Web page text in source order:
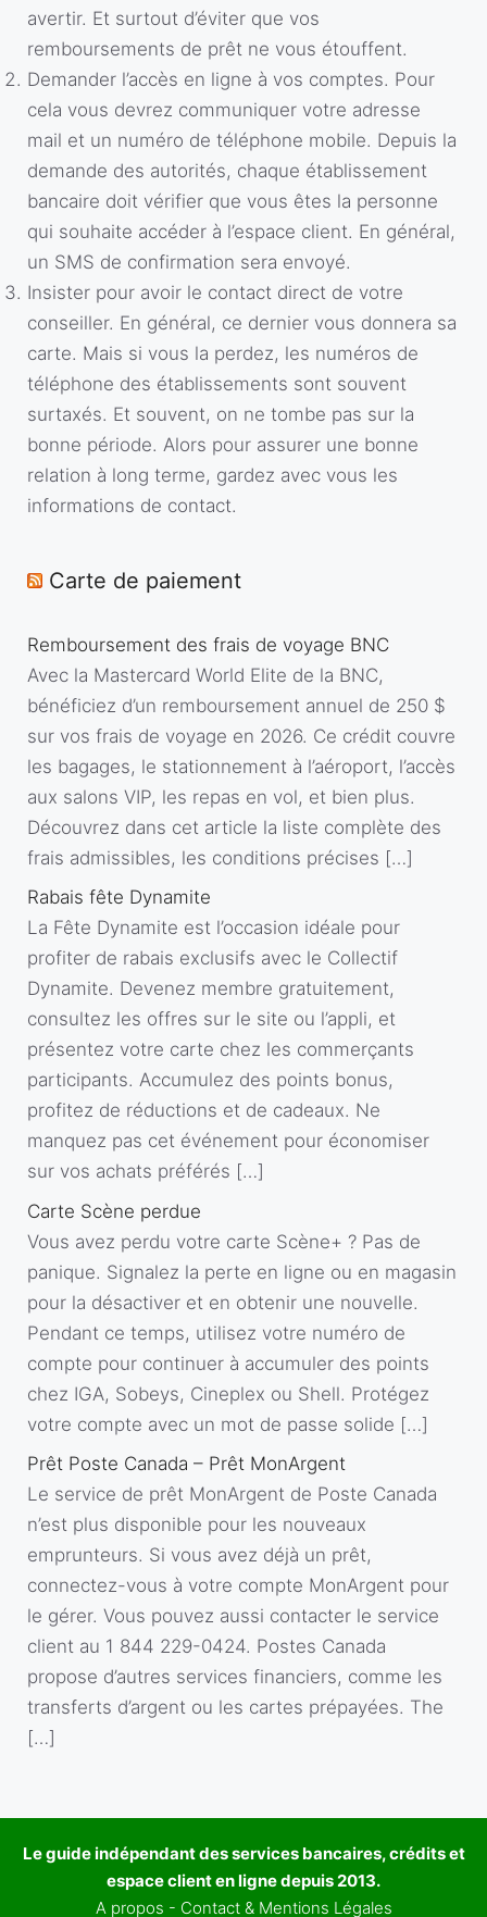
avertir. Et surtout d’éviter que vos
remboursements de prêt ne vous étouffent.
Demander l’accès en ligne à vos comptes. Pour
cela vous devrez communiquer votre adresse
mail et un numéro de téléphone mobile. Depuis la
demande des autorités, chaque établissement
bancaire doit vérifier que vous êtes la personne
qui souhaite accéder à l’espace client. En général,
un SMS de confirmation sera envoyé.
Insister pour avoir le contact direct de votre
conseiller. En général, ce dernier vous donnera sa
carte. Mais si vous la perdez, les numéros de
téléphone des établissements sont souvent
surtaxés. Et souvent, on ne tombe pas sur la
bonne période. Alors pour assurer une bonne
relation à long terme, gardez avec vous les
informations de contact.
Carte de paiement
Remboursement des frais de voyage BNC
Avec la Mastercard World Elite de la BNC,
bénéficiez d’un remboursement annuel de 250 $
sur vos frais de voyage en 2026. Ce crédit couvre
les bagages, le stationnement à l’aéroport, l’accès
aux salons VIP, les repas en vol, et bien plus.
Découvrez dans cet article la liste complète des
frais admissibles, les conditions précises […]
Rabais fête Dynamite
La Fête Dynamite est l’occasion idéale pour
profiter de rabais exclusifs avec le Collectif
Dynamite. Devenez membre gratuitement,
consultez les offres sur le site ou l’appli, et
présentez votre carte chez les commerçants
participants. Accumulez des points bonus,
profitez de réductions et de cadeaux. Ne
manquez pas cet événement pour économiser
sur vos achats préférés […]
Carte Scène perdue
Vous avez perdu votre carte Scène+ ? Pas de
panique. Signalez la perte en ligne ou en magasin
pour la désactiver et en obtenir une nouvelle.
Pendant ce temps, utilisez votre numéro de
compte pour continuer à accumuler des points
chez IGA, Sobeys, Cineplex ou Shell. Protégez
votre compte avec un mot de passe solide […]
Prêt Poste Canada – Prêt MonArgent
Le service de prêt MonArgent de Poste Canada
n’est plus disponible pour les nouveaux
emprunteurs. Si vous avez déjà un prêt,
connectez-vous à votre compte MonArgent pour
le gérer. Vous pouvez aussi contacter le service
client au 1 844 229-0424. Postes Canada
propose d’autres services financiers, comme les
transferts d’argent ou les cartes prépayées. The
[…]
Le guide indépendant des services bancaires, crédits et
espace client en ligne depuis 2013.
A propos - Contact & Mentions Légales